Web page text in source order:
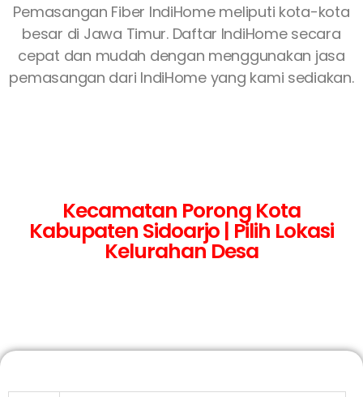
Pemasangan Fiber IndiHome meliputi kota-kota
besar di Jawa Timur. Daftar IndiHome secara
cepat dan mudah dengan menggunakan jasa
pemasangan dari IndiHome yang kami sediakan.
Kecamatan Porong Kota
Kabupaten Sidoarjo | Pilih Lokasi
Kelurahan Desa